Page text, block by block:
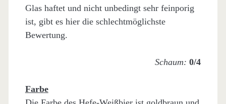
Glas haftet und nicht unbedingt sehr feinporig
ist, gibt es hier die schlechtmöglichste
Bewertung.
Schaum:0/4
Farbe